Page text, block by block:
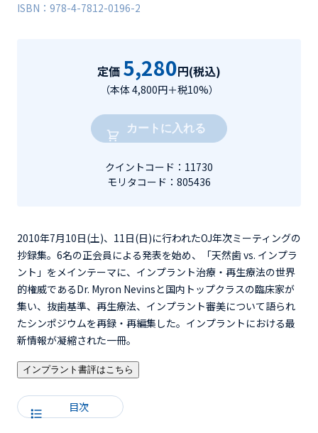
ISBN：978-4-7812-0196-2
定価 5,280円(税込)
（本体 4,800円＋税10%）
カートに入れる
クイントコード：11730
モリタコード：805436
2010年7月10日(土)、11日(日)に行われたOJ年次ミーティングの
抄録集。6名の正会員による発表を始め、「天然歯 vs. インプラ
ント」をメインテーマに、インプラント治療・再生療法の世界
的権威であるDr. Myron Nevinsと国内トップクラスの臨床家が
集い、抜歯基準、再生療法、インプラント審美について語られ
たシンポジウムを再録・再編集した。インプラントにおける最
新情報が凝縮された一冊。
インプラント書評はこちら
目次